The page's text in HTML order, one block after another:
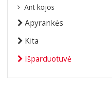
Ant kojos
Apyrankės
Kita
Išparduotuvė